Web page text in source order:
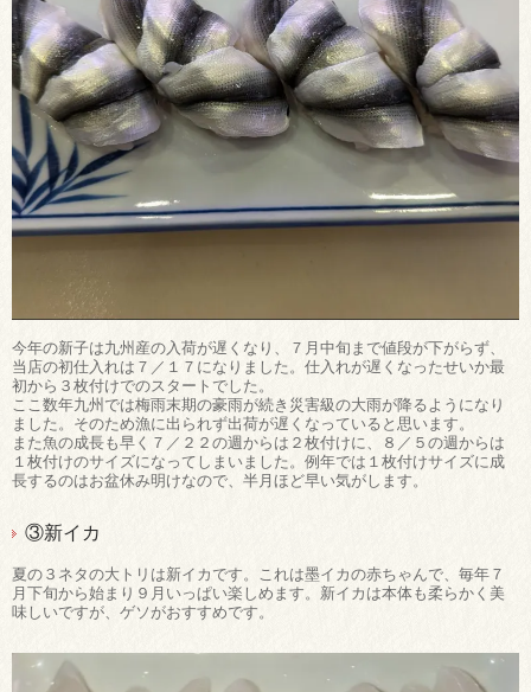
今年の新子は九州産の入荷が遅くなり、７月中旬まで値段が下がらず、
当店の初仕入れは７／１７になりました。仕入れが遅くなったせいか最
初から３枚付けでのスタートでした。
ここ数年九州では梅雨末期の豪雨が続き災害級の大雨が降るようになり
ました。そのため漁に出られず出荷が遅くなっていると思います。
また魚の成長も早く７／２２の週からは２枚付けに、８／５の週からは
１枚付けのサイズになってしまいました。例年では１枚付けサイズに成
長するのはお盆休み明けなので、半月ほど早い気がします。
③新イカ
夏の３ネタの大トリは新イカです。これは墨イカの赤ちゃんで、毎年７
月下旬から始まり９月いっぱい楽しめます。新イカは本体も柔らかく美
味しいですが、ゲソがおすすめです。